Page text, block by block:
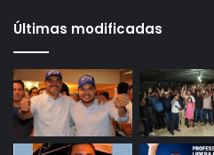
Últimas modificadas